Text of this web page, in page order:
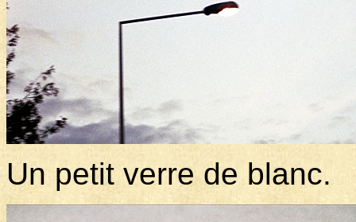
Un petit verre de blanc.